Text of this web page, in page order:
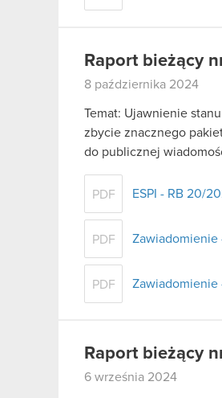
Raport bieżący
8 października 2024
Temat: Ujawnienie
zbycie znacznego
do publicznej
PDF ESPI - RB 20/
PDF Zawiadomienie
PDF Zawiadomienie
Raport bieżący
6 września 2024